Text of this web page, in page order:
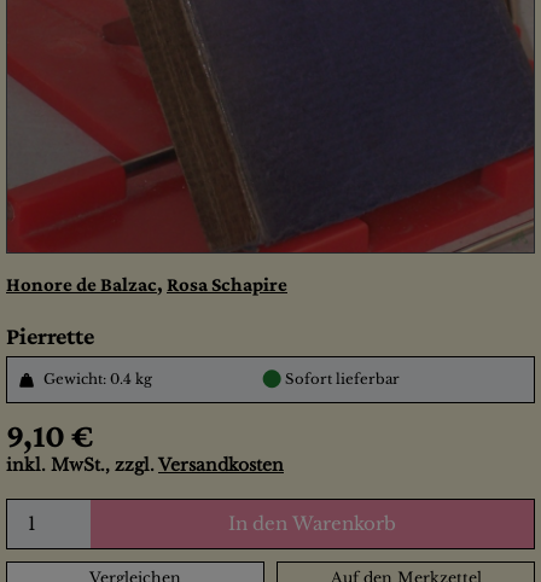
Honore de Balzac, Rosa Schapire
Pierrette
Gewicht: 0.4 kg ● Sofort lieferbar
9,10 €
inkl. MwSt., zzgl. Versandkosten
In den Warenkorb
Vergleichen Auf den Merkzettel